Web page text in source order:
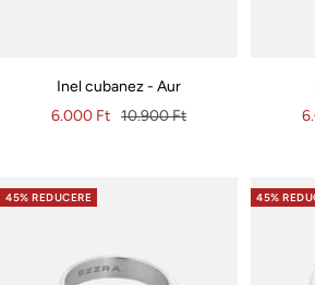
Inel cubanez - Aur
Pret
6.000 Ft Pret
10.900 Ft
45% REDUCERE 45%